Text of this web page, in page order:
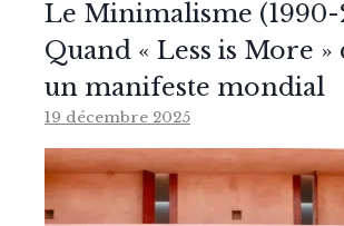
Le Minimalisme (1990-
Quand « Less is More
un manifeste mondial
19 décembre 2025